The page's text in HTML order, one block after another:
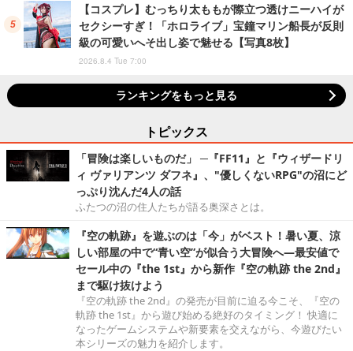
【コスプレ】むっちり太ももが際立つ透けニーハイが
セクシーすぎ！「ホロライブ」宝鐘マリン船長が反則
級の可愛いへそ出し姿で魅せる【写真8枚】
2026.8.4 Tue 7:00
ランキングをもっと見る
トピックス
「冒険は楽しいものだ」 ─『FF11』と『ウィザードリ
ィ ヴァリアンツ ダフネ』、"優しくないRPG"の沼にど
っぷり沈んだ4人の話
ふたつの沼の住人たちが語る奥深さとは。
『空の軌跡』を遊ぶのは「今」がベスト！暑い夏、涼
しい部屋の中で“青い空”が似合う大冒険へ―最安値で
セール中の『the 1st』から新作『空の軌跡 the 2nd』
まで駆け抜けよう
『空の軌跡 the 2nd』の発売が目前に迫る今こそ、『空の
軌跡 the 1st』から遊び始める絶好のタイミング！ 快適に
なったゲームシステムや新要素を交えながら、今遊びたい
本シリーズの魅力を紹介します。